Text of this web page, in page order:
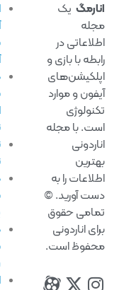
یک
در
با بازی و
و موارد
با مجله
را به
آورید. ©
حقوق
اناردونی
است.
آبانک
آینده
نرم